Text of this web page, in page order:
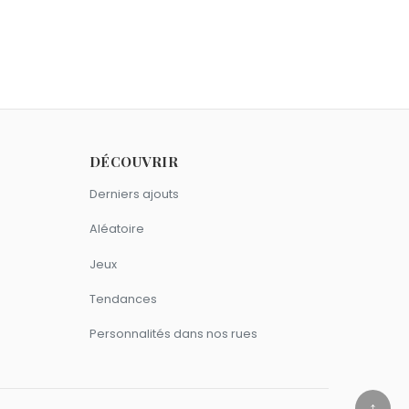
DÉCOUVRIR
Derniers ajouts
Aléatoire
Jeux
Tendances
Personnalités dans nos rues